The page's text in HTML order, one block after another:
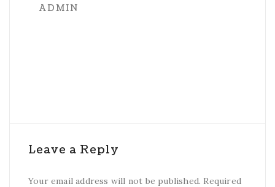
ADMIN
Leave a Reply
Your email address will not be published. Required